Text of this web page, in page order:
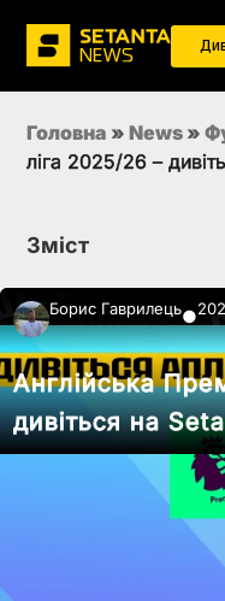
Головна » News »
ліга 2025/26 –
Зміст
Борис Гаврилець●
Англійська
дивіться на